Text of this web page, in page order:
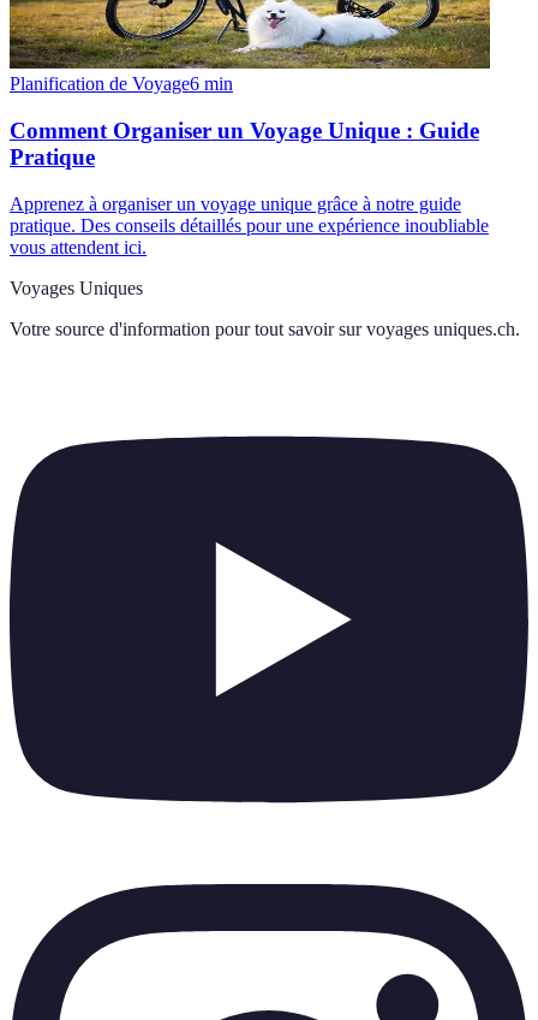
Planification de Voyage6 min
Comment Organiser un Voyage Unique : Guide
Pratique
Apprenez à organiser un voyage unique grâce à notre guide
pratique. Des conseils détaillés pour une expérience inoubliable
vous attendent ici.
Voyages Uniques
Votre source d'information pour tout savoir sur voyages uniques.ch.